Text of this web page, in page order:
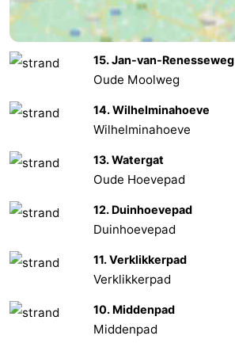
Oranjezon
Oostkapelle
-
Natur
de
-
Domburg
-
Vlissingen
Middelburg
Wetter
15. Jan-van-Renesseweg
Oude Moolweg
14. Wilhelminahoeve
Wilhelminahoeve
13. Watergat
Oude Hoevepad
12. Duinhoevepad
Duinhoevepad
11. Verklikkerpad
Verklikkerpad
10. Middenpad
Middenpad